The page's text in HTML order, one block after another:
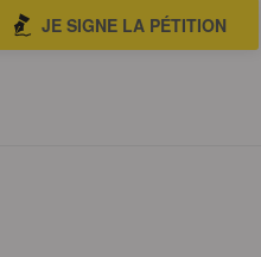
JE SIGNE LA PÉTITION